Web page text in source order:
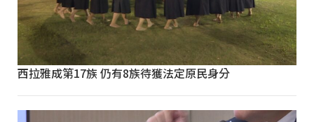
西拉雅成第17族 仍有8族待獲法定原民身分